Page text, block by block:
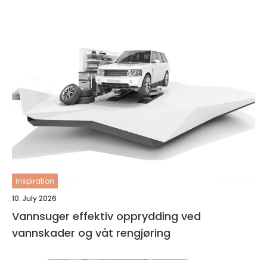
inspiration
10. July 2026
Vannsuger effektiv opprydding ved
vannskader og våt rengjøring